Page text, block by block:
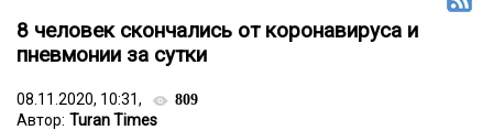
8 человек скончались от коронавируса и
пневмонии за сутки
08.11.2020, 10:31, 809
Автор: Turan Times